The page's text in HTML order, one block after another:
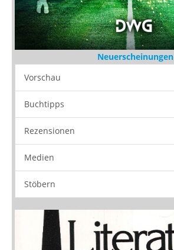
Neuerscheinungen
Vorschau
Buchtipps
Rezensionen
Medien
Stöbern